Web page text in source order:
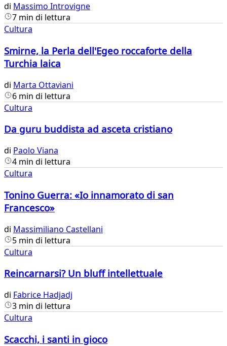
di Massimo Introvigne
7 min di lettura
Cultura
Smirne, la Perla dell'Egeo roccaforte della
Turchia laica
di Marta Ottaviani
6 min di lettura
Cultura
Da guru buddista ad asceta cristiano
di Paolo Viana
4 min di lettura
Cultura
Tonino Guerra: «Io innamorato di san
Francesco»
di Massimiliano Castellani
5 min di lettura
Cultura
Reincarnarsi? Un bluff intellettuale
di Fabrice Hadjadj
3 min di lettura
Cultura
Scacchi, i santi in gioco